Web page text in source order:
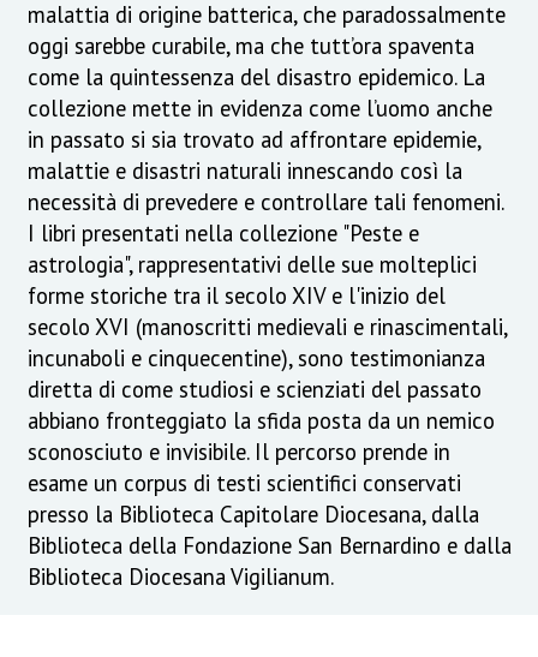
malattia di origine batterica, che paradossalmente
oggi sarebbe curabile, ma che tutt’ora spaventa
come la quintessenza del disastro epidemico. La
collezione mette in evidenza come l’uomo anche
in passato si sia trovato ad affrontare epidemie,
malattie e disastri naturali innescando così la
necessità di prevedere e controllare tali fenomeni.
I libri presentati nella collezione "Peste e
astrologia", rappresentativi delle sue molteplici
forme storiche tra il secolo XIV e l'inizio del
secolo XVI (manoscritti medievali e rinascimentali,
incunaboli e cinquecentine), sono testimonianza
diretta di come studiosi e scienziati del passato
abbiano fronteggiato la sfida posta da un nemico
sconosciuto e invisibile. Il percorso prende in
esame un corpus di testi scientifici conservati
presso la Biblioteca Capitolare Diocesana, dalla
Biblioteca della Fondazione San Bernardino e dalla
Biblioteca Diocesana Vigilianum.